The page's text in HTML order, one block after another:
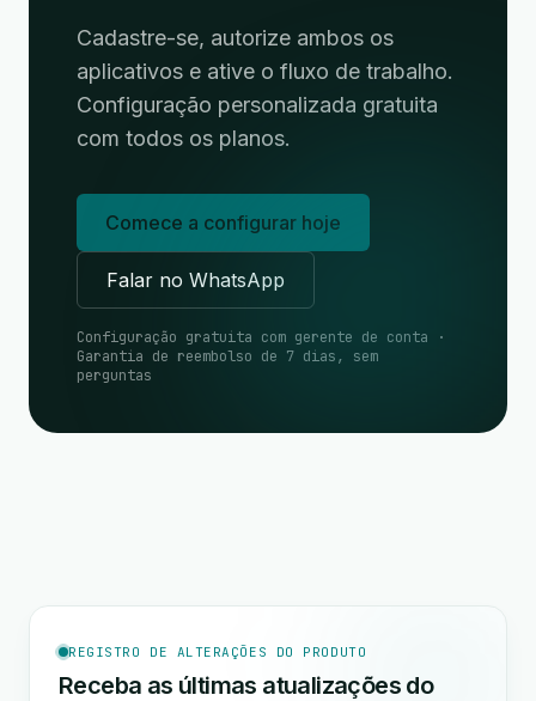
Cadastre-se, autorize ambos os
aplicativos e ative o fluxo de trabalho.
Configuração personalizada gratuita
com todos os planos.
Comece a configurar hoje
Falar no WhatsApp
Configuração gratuita com gerente de conta ·
Garantia de reembolso de 7 dias, sem
perguntas
REGISTRO DE ALTERAÇÕES DO PRODUTO
Receba as últimas atualizações do